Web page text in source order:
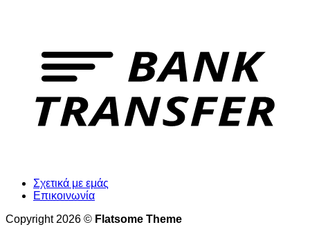
Σχετικά με εμάς
Επικοινωνία
Copyright 2026 © Flatsome Theme